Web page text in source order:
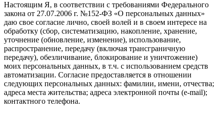
Настоящим Я, в соответствии с требованиями Федерального
закона от 27.07.2006 г. №152-ФЗ «О персональных данных»
даю свое согласие лично, своей волей и в своем интересе на
обработку (сбор, систематизацию, накопление, хранение,
уточнение (обновление, изменение), использование,
распространение, передачу (включая трансграничную
передачу), обезличивание, блокирование и уничтожение)
моих персональных данных, в т.ч. с использованием средств
автоматизации. Согласие предоставляется в отношении
следующих персональных данных: фамилии, имени, отчества;
адреса места жительства; адреса электронной почты (e-mail);
контактного телефона.